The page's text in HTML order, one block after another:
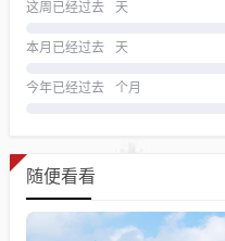
这周已经过去 天
本月已经过去 天
今年已经过去 个月
随便看看